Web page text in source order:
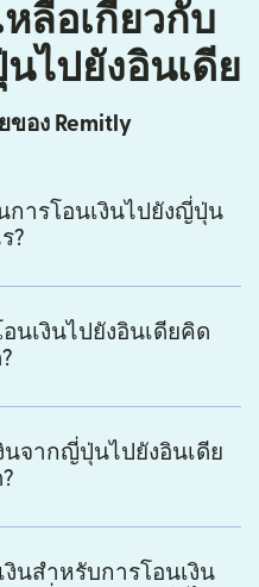
ลือเกี่ยวกับ
ไปยังอินเดีย
อง Remitly
การโอนเงินไปยังญี่ปุ่น
?
นเงินไปยังอินเดียคิด
นจากญี่ปุ่นไปยังอินเดีย
นสำหรับการโอนเงิน